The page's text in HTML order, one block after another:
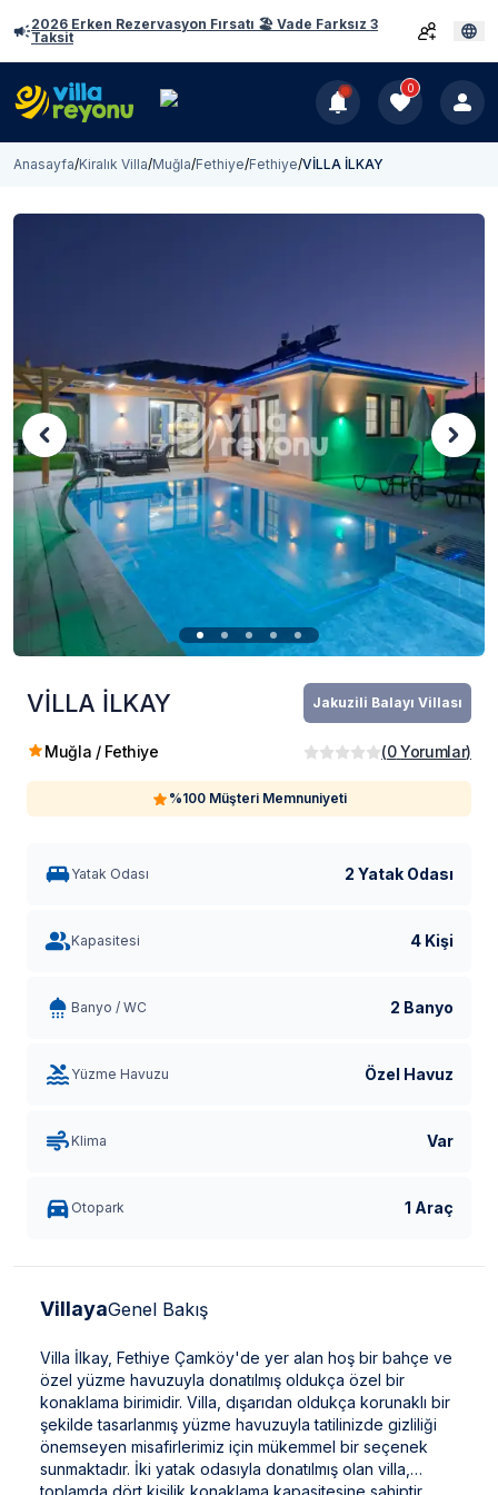
2026 Erken Rezervasyon Fırsatı 🏖️ Vade Farksız 3
Taksit
0
Anasayfa/Kiralık Villa/Muğla/Fethiye/Fethiye/VİLLA İLKAY
VİLLA İLKAY Jakuzili Balayı Villası
Muğla / Fethiye (0 Yorumlar)
%100 Müşteri Memnuniyeti
Yatak Odası 2 Yatak Odası
Kapasitesi 4 Kişi
Banyo / WC 2 Banyo
Yüzme Havuzu Özel Havuz
Klima Var
Otopark 1 Araç
VillayaGenel Bakış
Villa İlkay, Fethiye Çamköy'de yer alan hoş bir bahçe ve
özel yüzme havuzuyla donatılmış oldukça özel bir
konaklama birimidir. Villa, dışarıdan oldukça korunaklı bir
şekilde tasarlanmış yüzme havuzuyla tatilinizde gizliliği
önemseyen misafirlerimiz için mükemmel bir seçenek
sunmaktadır. İki yatak odasıyla donatılmış olan villa,
toplamda dört kişilik konaklama kapasitesine sahiptir.